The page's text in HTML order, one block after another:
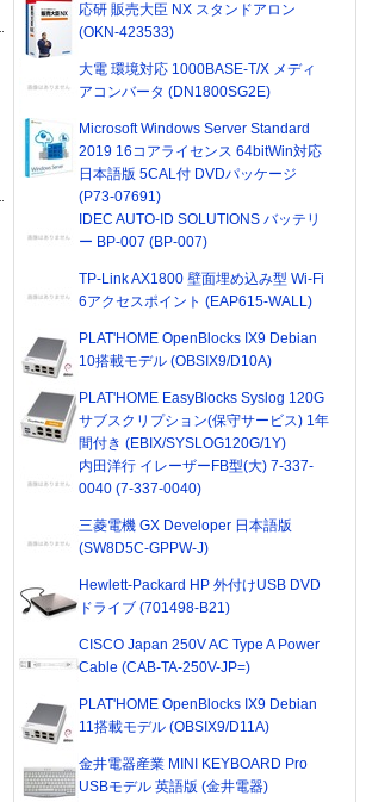
応研 販売大臣 NX スタンドアロン
(OKN-423533)
大電 環境対応 1000BASE-T/X メディ
アコンバータ (DN1800SG2E)
Microsoft Windows Server Standard
2019 16コアライセンス 64bitWin対応
日本語版 5CAL付 DVDパッケージ
(P73-07691)
IDEC AUTO-ID SOLUTIONS バッテリ
ー BP-007 (BP-007)
TP-Link AX1800 壁面埋め込み型 Wi-Fi
6アクセスポイント (EAP615-WALL)
PLAT'HOME OpenBlocks IX9 Debian
10搭載モデル (OBSIX9/D10A)
PLAT'HOME EasyBlocks Syslog 120G
サブスクリプション(保守サービス) 1年
間付き (EBIX/SYSLOG120G/1Y)
内田洋行 イレーザーFB型(大) 7-337-
0040 (7-337-0040)
三菱電機 GX Developer 日本語版
(SW8D5C-GPPW-J)
Hewlett-Packard HP 外付けUSB DVD
ドライブ (701498-B21)
CISCO Japan 250V AC Type A Power
Cable (CAB-TA-250V-JP=)
PLAT'HOME OpenBlocks IX9 Debian
11搭載モデル (OBSIX9/D11A)
金井電器産業 MINI KEYBOARD Pro
USBモデル 英語版 (金井電器)